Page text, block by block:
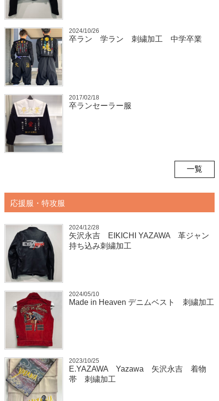
2024/10/26
卒ラン 学ラン 刺繍加工 中学卒業
2017/02/18
卒ランセーラー服
一覧
応援服・特攻服
2024/12/28
矢沢永吉 EIKICHI YAZAWA 革ジャン
持ち込み刺繍加工
2024/05/10
Made in Heaven デニムベスト 刺繍加工
2023/10/25
E.YAZAWA Yazawa 矢沢永吉 着物
帯 刺繍加工